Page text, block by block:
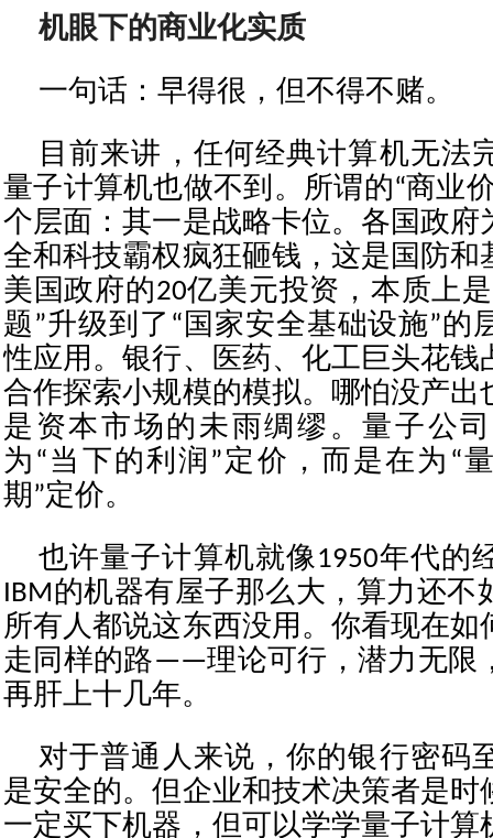
机眼下的商业化实质
一句话：早得很，但不得不赌。
目前来讲，任何经典计算机无法
量子计算机也做不到。所谓的“商业
个层面：其一是战略卡位。各国政府
全和科技霸权疯狂砸钱，这是国防和
美国政府的20亿美元投资，本质上
题”升级到了“国家安全基础设施”的
性应用。银行、医药、化工巨头花钱
合作探索小规模的模拟。哪怕没产出
是资本市场的未雨绸缪。量子公
为“当下的利润”定价，而是在为“
期”定价。
也许量子计算机就像1950年代的
IBM的机器有屋子那么大，算力还不
所有人都说这东西没用。你看现在如
走同样的路——理论可行，潜力无限
再肝上十几年。
对于普通人来说，你的银行密码
是安全的。但企业和技术决策者是时
一定买下机器，但可以学学量子计算